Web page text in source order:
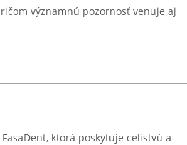
významnú pozornosť venuje aj
ktorá poskytuje celistvú a